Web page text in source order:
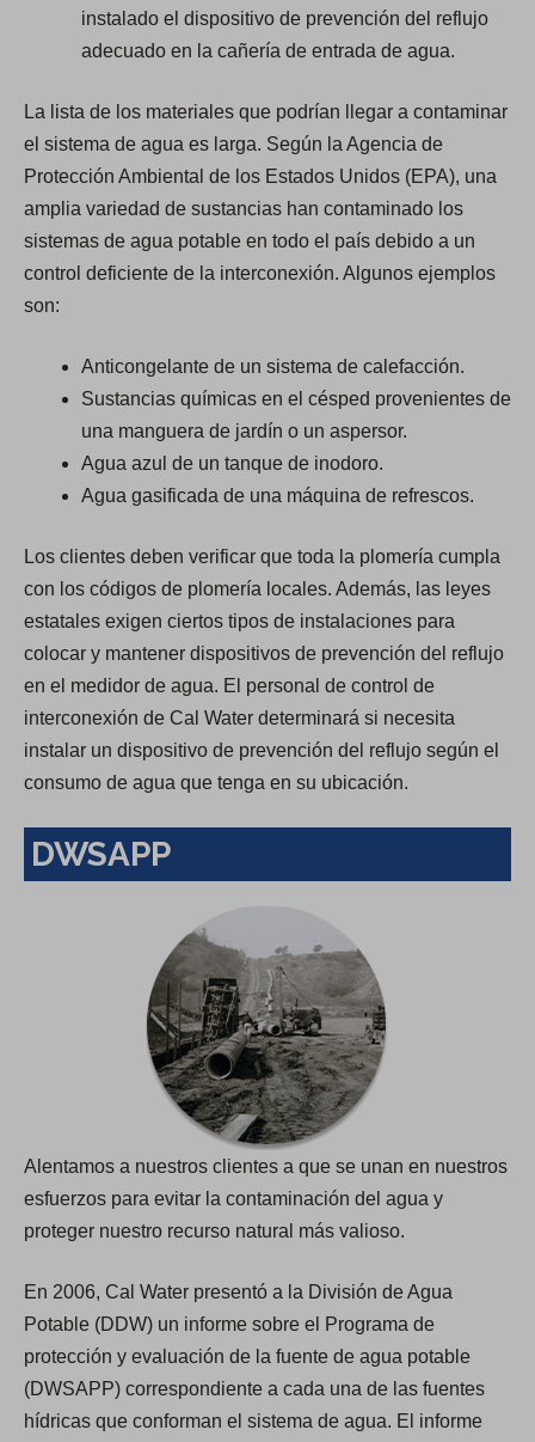
instalado el dispositivo de prevención del reflujo
adecuado en la cañería de entrada de agua.
La lista de los materiales que podrían llegar a contaminar
el sistema de agua es larga. Según la Agencia de
Protección Ambiental de los Estados Unidos (EPA), una
amplia variedad de sustancias han contaminado los
sistemas de agua potable en todo el país debido a un
control deficiente de la interconexión. Algunos ejemplos
son:
Anticongelante de un sistema de calefacción.
Sustancias químicas en el césped provenientes de
una manguera de jardín o un aspersor.
Agua azul de un tanque de inodoro.
Agua gasificada de una máquina de refrescos.
Los clientes deben verificar que toda la plomería cumpla
con los códigos de plomería locales. Además, las leyes
estatales exigen ciertos tipos de instalaciones para
colocar y mantener dispositivos de prevención del reflujo
en el medidor de agua. El personal de control de
interconexión de Cal Water determinará si necesita
instalar un dispositivo de prevención del reflujo según el
consumo de agua que tenga en su ubicación.
DWSAPP
Alentamos a nuestros clientes a que se unan en nuestros
esfuerzos para evitar la contaminación del agua y
proteger nuestro recurso natural más valioso.
En 2006, Cal Water presentó a la División de Agua
Potable (DDW) un informe sobre el Programa de
protección y evaluación de la fuente de agua potable
(DWSAPP) correspondiente a cada una de las fuentes
hídricas que conforman el sistema de agua. El informe